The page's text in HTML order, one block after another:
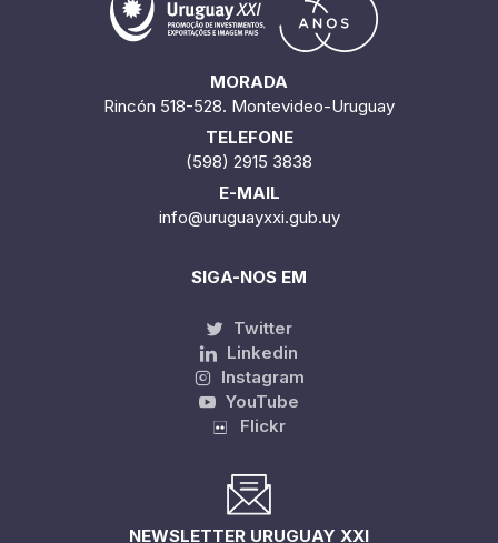
MORADA
Rincón 518-528. Montevideo-Uruguay
TELEFONE
(598) 2915 3838
E-MAIL
info@uruguayxxi.gub.uy
SIGA-NOS EM
Twitter
Linkedin
Instagram
YouTube
Flickr
NEWSLETTER URUGUAY XXI